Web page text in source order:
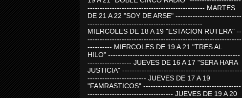
------------------------------------------------ MARTES
DE 21 A 22 "SOY DE ARSE" ---------------------------
-----------------------------------------------
MIERCOLES DE 18 A 19 "ESTACION RUTERA" --
---------------------------------------------------------------
---------- MIERCOLES DE 19 A 21 "TRES AL
HILO" ------------------------------------------------------
------------------ JUEVES DE 16 A 17 "SERA HARA
JUSTICIA" -------------------------------------------------
------------------------ JUEVES DE 17 A 19
"FAMRASTICOS" ----------------------------------------
----------------------------------- JUEVES DE 19 A 20